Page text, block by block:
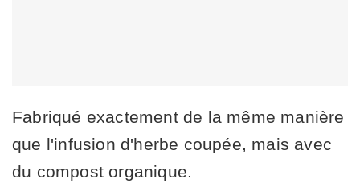
Fabriqué exactement de la même manière
que l'infusion d'herbe coupée, mais avec
du compost organique.